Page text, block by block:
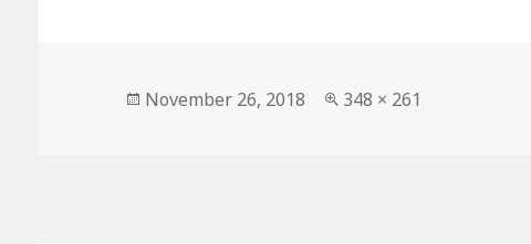
Veröffentlicht
November 26, 2018
Volle
348 × 261